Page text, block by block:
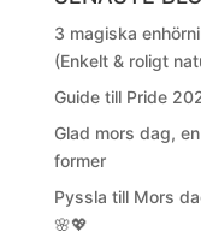
3 magiska
(Enkelt & roligt
Guide till Pride
Glad mors dag,
former
Pyssla till Mors
🌸💖